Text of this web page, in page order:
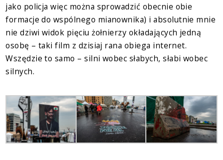
jako policja więc można sprowadzić obecnie obie
formacje do wspólnego mianownika) i absolutnie mnie
nie dziwi widok pięciu żołnierzy okładających jedną
osobę – taki film z dzisiaj rana obiega internet.
Wszędzie to samo – silni wobec słabych, słabi wobec
silnych.